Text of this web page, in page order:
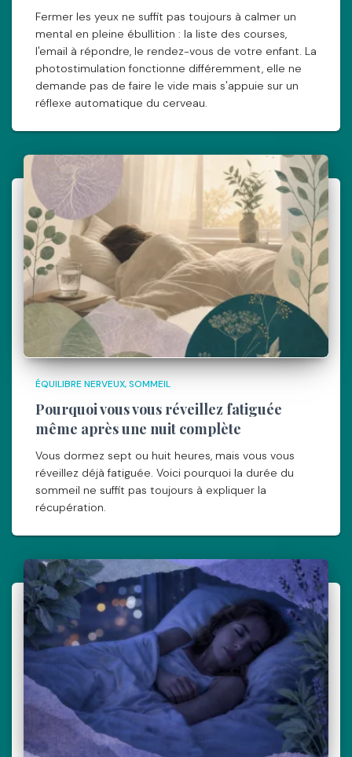
Fermer les yeux ne suffit pas toujours à calmer un
mental en pleine ébullition : la liste des courses,
l'email à répondre, le rendez-vous de votre enfant. La
photostimulation fonctionne différemment, elle ne
demande pas de faire le vide mais s'appuie sur un
réflexe automatique du cerveau.
ÉQUILIBRE NERVEUX SOMMEIL
Pourquoi vous vous réveillez fatiguée
même après une nuit complète
Vous dormez sept ou huit heures, mais vous vous
réveillez déjà fatiguée. Voici pourquoi la durée du
sommeil ne suffit pas toujours à expliquer la
récupération.